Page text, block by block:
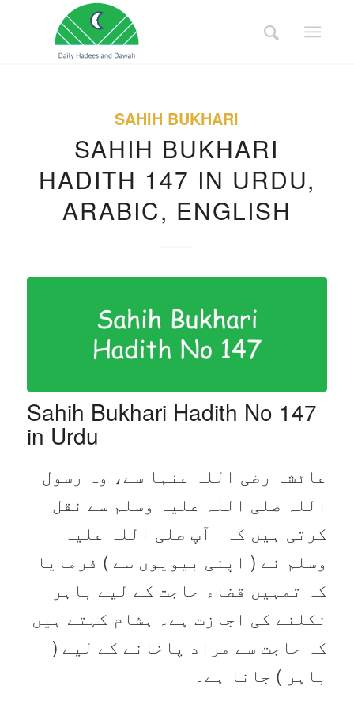
SAHIH BUKHARI
SAHIH BUKHARI
HADITH 147 IN URDU,
ARABIC, ENGLISH
Sahih Bukhari Hadith No 147
in Urdu
عائشہ رضی اللہ عنہا سے، وہ رسول
اللہ صلی اللہ علیہ وسلم سے نقل
کرتی ہیں کہ آپ صلی اللہ علیہ
وسلم نے ( اپنی بیویوں سے ) فرمایا
کہ تمہیں قضاء حاجت کے لیے باہر
نکلنے کی اجازت ہے۔ ہشام کہتے ہیں
کہ حاجت سے مراد پاخانے کے لیے (
باہر ) جانا ہے۔